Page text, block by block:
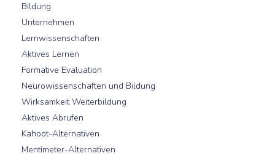
Bildung
Unternehmen
Lernwissenschaften
Aktives Lernen
Formative Evaluation
Neurowissenschaften und Bildung
Wirksamkeit Weiterbildung
Aktives Abrufen
Kahoot-Alternativen
Mentimeter-Alternativen